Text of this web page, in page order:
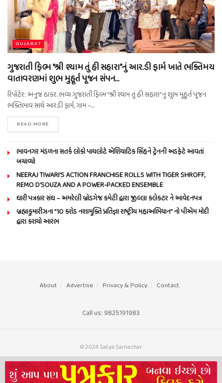
GUJARAT
ગુજરાતી ફિલ્મ “શ્રી શ્યામ તું હી સહારા”નું આર.ડી ફાર્મ ખાતે ભક્તિમય
વાતાવરણમાં શુભ મુહૂર્ત પૂજન સંપન…
રિપોર્ટર: અનુજ ઠાકર. ભવ્ય ગુજરાતી ફિલ્મ “શ્રી શ્યામ તું હી સહારા”નું શુભ મુહૂર્ત પૂજન
ભક્તિભાવ સાથે આર.ડી ફાર્મ, ગામ –...
READ MORE
ભાવનગર મંડળના સતર્ક લોકો પાયલોટે એશિયાટિક સિંહને ટ્રેનની અડફેટે આવતાં
બચાવ્યો
NEERAJ TIWARI’S ACTION FRANCHISE ROLLS WITH TIGER SHROFF,
REMO D’SOUZA AND A POWER-PACKED ENSEMBLE
ધારી પત્રકાર સંઘ – અમરેલી બ્રોડગેજ કમેટી દ્વારા જીલ્લા કલેકટર ને આવેદનપત્ર
બ્રહ્માકુમારીઝના “10 કરોડ નશામુક્તિ પ્રતિજ્ઞા રાષ્ટ્રીય મહાઅભિયાન” નો પીએમ મોદી
દ્વારા કરાયો આરંભ
About Advertise Privacy & Policy Contact
Call us: 9825191983
© 2024 Satya Samachar